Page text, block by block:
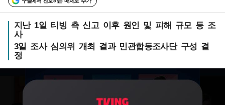
지난 1일 티빙 측 신고 이후 원인 및 피해 규모 등 조
사
3일 조사 심의위 개최 결과 민관합동조사단 구성 결
정